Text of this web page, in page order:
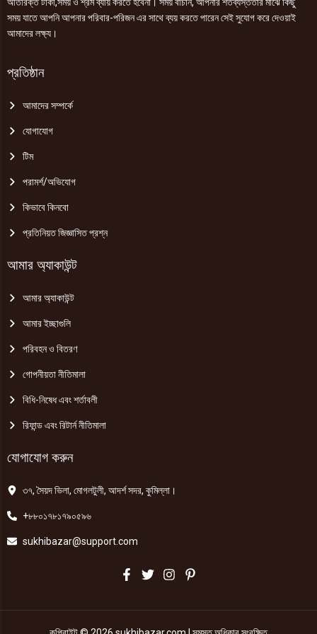
সময় যাতে আপনি আপনার পরিবার-পরিজন এর সাথে ব্যয় করতে পারেন সেই সুযোগ করে দেওয়াই
আমাদের লক্ষ্য।
প্রতিষ্ঠান
আমাদের সম্পর্কে
যোগাযোগ
টিম
পরামর্শ/অভিযোগ
কিভাবে কিনবো
প্রতিনিয়ত জিজ্ঞাসিত প্রশ্ন
আমার অ্যাকাউন্ট
আমার অ্যাকাউন্ট
আমার ইচ্ছাগুলি
পরিবহন ও বিতরণ
গোপনীয়তা নীতিমালা
বিধি-নিষেধ এবং শর্তাবলী
রিফান্ড এবং রিটার্ন নীতিমালা
যোগাযোগ করুন
৩৭, সৈয়দ ভিলা, মোগলটুলী, আদর্শ সদর, কুমিল্লা।
+৮৮০১৭৮১৭৯০৫৯৬
sukhibazar@support.com